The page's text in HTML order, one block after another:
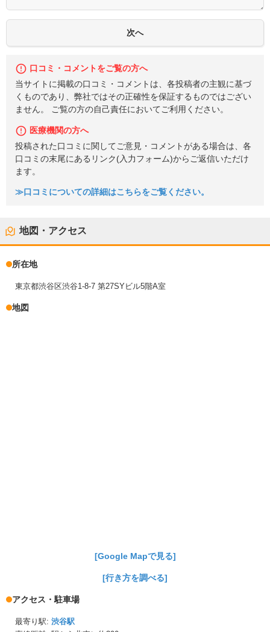
口コミ・コメントをご覧の方へ
当サイトに掲載の口コミ・コメントは、各投稿者の主観に基づ
くものであり、弊社ではその正確性を保証するものではござい
ません。 ご覧の方の自己責任においてご利用ください。
医療機関の方へ
投稿された口コミに関してご意見・コメントがある場合は、各
口コミの末尾にあるリンク(入力フォーム)からご返信いただけ
ます。
≫口コミについての詳細はこちらをご覧ください。
地図・アクセス
所在地
東京都渋谷区渋谷1-8-7 第27SYビル5階A室
地図
[Google Mapで見る]
[行き方を調べる]
アクセス・駐車場
最寄り駅: 渋谷駅